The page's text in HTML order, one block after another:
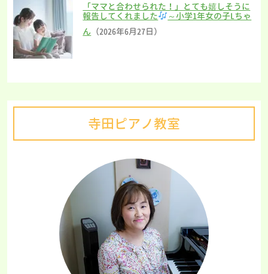
「ママと合わせられた！」とても嬉しそうに
報告してくれました
～小学1年女の子Lちゃ
ん （2026年6月27日）
寺田ピアノ教室